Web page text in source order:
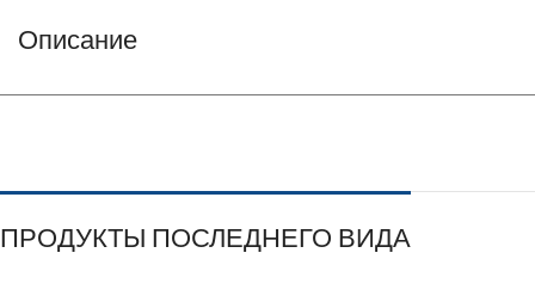
Описание
ПРОДУКТЫ ПОСЛЕДНЕГО ВИДА